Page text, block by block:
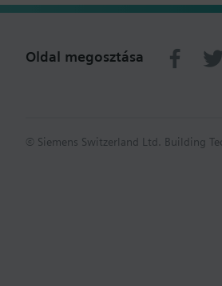
Oldal megosztása
© Siemens Switzerland Ltd. Building